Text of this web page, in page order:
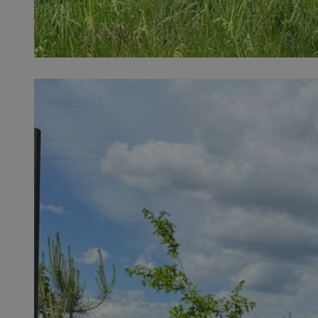
SessID
QeSessID
MvSessID
INGRESSCOOKIE